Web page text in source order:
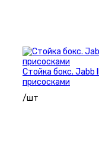
Стойка бокс. Jabb
присосками
/шт